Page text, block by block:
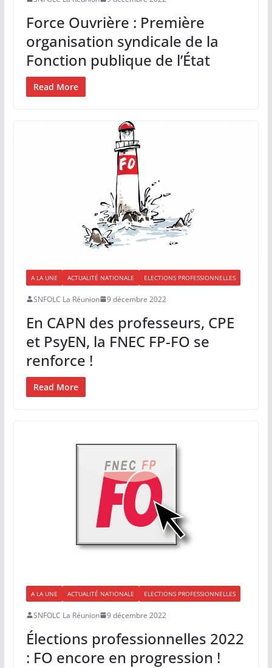
Force Ouvrière : Première
organisation syndicale de la
Fonction publique de l’État
Read More
A LA UNE ACTUALITÉ NATIONALE ELECTIONS PROFESSIONNELLES
SNFOLC La Réunion 9 décembre 2022
En CAPN des professeurs, CPE
et PsyEN, la FNEC FP-FO se
renforce !
Read More
A LA UNE ACTUALITÉ NATIONALE ELECTIONS PROFESSIONNELLES
SNFOLC La Réunion 9 décembre 2022
Élections professionnelles 2022
: FO encore en progression !